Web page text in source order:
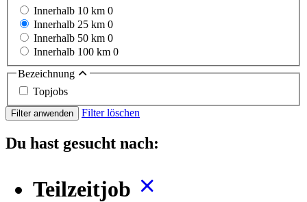
Innerhalb 10 km 0
Innerhalb 25 km 0
Innerhalb 50 km 0
Innerhalb 100 km 0
Bezeichnung
Topjobs
Filter anwenden Filter löschen
Du hast gesucht nach:
Teilzeitjob